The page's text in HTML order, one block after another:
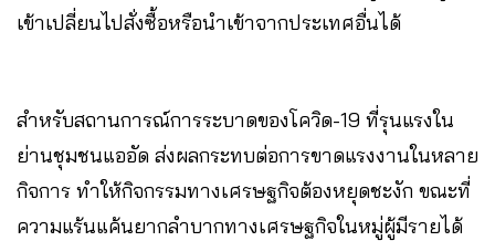
เข้าเปลี่ยนไปสั่งซื้อหรือนำเข้าจากประเทศอื่นได้
สำหรับสถานการณ์การระบาดของโควิด-19 ที่รุนแรงใน
ย่านชุมชนแออัด ส่งผลกระทบต่อการขาดแรงงานในหลาย
กิจการ ทำให้กิจกรรมทางเศรษฐกิจต้องหยุดชะงัก ขณะที่
ความแร้นแค้นยากลำบากทางเศรษฐกิจในหมู่ผู้มีรายได้